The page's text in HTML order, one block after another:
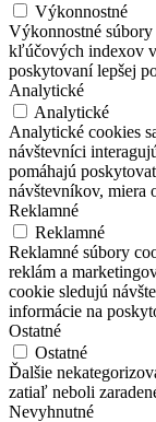
Výkonnostné
Výkonnostné súbory
kľúčových indexov
poskytovaní lepšej
Analytické
Analytické
Analytické cookies
návštevníci
pomáhajú
návštevníkov, miera
Reklamné
Reklamné
Reklamné súbory
reklám a
cookie sledujú
informácie na
Ostatné
Ostatné
Ďalšie
zatiaľ neboli
Nevyhnutné